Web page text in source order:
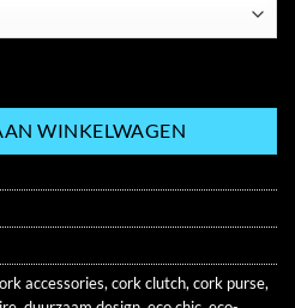
WINKELWAGEN
accessories,cork clutch,cork purse,